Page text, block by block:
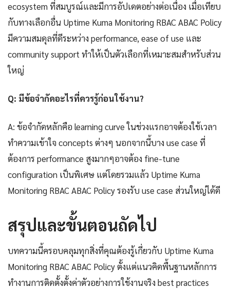
ecosystem ที่สมบูรณ์และมีการอัปเดตอย่างต่อเนื่อง เมื่อเทียบ
กับทางเลือกอื่น Uptime Kuma Monitoring RBAC ABAC Policy
มีความสมดุลที่ดีระหว่าง performance, ease of use และ
community support ทำให้เป็นตัวเลือกที่เหมาะสมสำหรับส่วน
ใหญ่
Q: มีข้อจำกัดอะไรที่ควรรู้ก่อนใช้งาน?
A: ข้อจำกัดหลักคือ learning curve ในช่วงแรกอาจต้องใช้เวลา
ทำความเข้าใจ concepts ต่างๆ นอกจากนี้บาง use case ที่
ต้องการ performance สูงมากๆอาจต้อง fine-tune
configuration เป็นพิเศษ แต่โดยรวมแล้ว Uptime Kuma
Monitoring RBAC ABAC Policy รองรับ use case ส่วนใหญ่ได้ดี
สรุปและขั้นตอนถัดไป
บทความนี้ครอบคลุมทุกสิ่งที่คุณต้องรู้เกี่ยวกับ Uptime Kuma
Monitoring RBAC ABAC Policy ตั้งแต่แนวคิดพื้นฐานหลักการ
ทำงานการติดตั้งตั้งค่าตัวอย่างการใช้งานจริง best practices